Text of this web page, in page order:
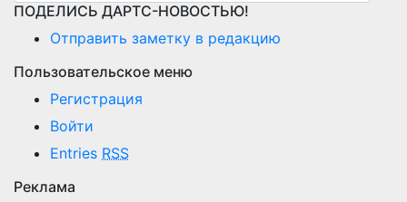
ПОДЕЛИСЬ ДАРТС-НОВОСТЬЮ!
Отправить заметку в редакцию
Пользовательское меню
Регистрация
Войти
Entries RSS
Реклама